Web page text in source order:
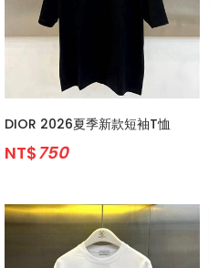
DIOR 2026夏季新款短袖T恤
NT$750